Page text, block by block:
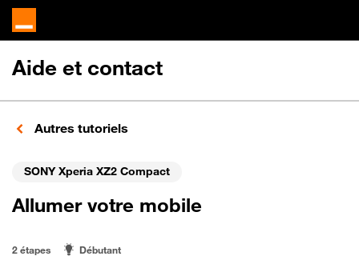
Aide et contact
Autres tutoriels
SONY Xperia XZ2 Compact
Allumer votre mobile
2 étapes Débutant